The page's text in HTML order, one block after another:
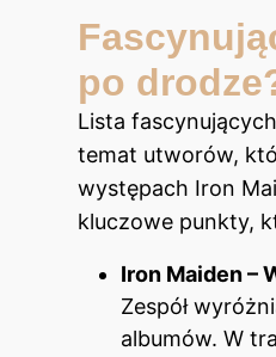
po
Lista
temat utworów,
występach Iron
kluczowe punkty,
Iron Maiden –
Zespół
albumów. W